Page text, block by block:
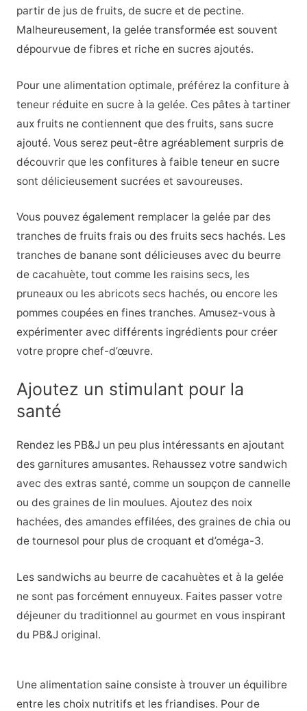
partir de jus de fruits, de sucre et de pectine.
Malheureusement, la gelée transformée est souvent
dépourvue de fibres et riche en sucres ajoutés.
Pour une alimentation optimale, préférez la confiture à
teneur réduite en sucre à la gelée. Ces pâtes à tartiner
aux fruits ne contiennent que des fruits, sans sucre
ajouté. Vous serez peut-être agréablement surpris de
découvrir que les confitures à faible teneur en sucre
sont délicieusement sucrées et savoureuses.
Vous pouvez également remplacer la gelée par des
tranches de fruits frais ou des fruits secs hachés. Les
tranches de banane sont délicieuses avec du beurre
de cacahuète, tout comme les raisins secs, les
pruneaux ou les abricots secs hachés, ou encore les
pommes coupées en fines tranches. Amusez-vous à
expérimenter avec différents ingrédients pour créer
votre propre chef-d’œuvre.
Ajoutez un stimulant pour la
santé
Rendez les PB&J un peu plus intéressants en ajoutant
des garnitures amusantes. Rehaussez votre sandwich
avec des extras santé, comme un soupçon de cannelle
ou des graines de lin moulues. Ajoutez des noix
hachées, des amandes effilées, des graines de chia ou
de tournesol pour plus de croquant et d’oméga-3.
Les sandwichs au beurre de cacahuètes et à la gelée
ne sont pas forcément ennuyeux. Faites passer votre
déjeuner du traditionnel au gourmet en vous inspirant
du PB&J original.
Une alimentation saine consiste à trouver un équilibre
entre les choix nutritifs et les friandises. Pour de